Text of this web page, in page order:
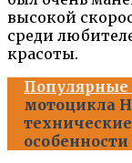
высокой
среди
красоты.
Популярные
мотоцикла